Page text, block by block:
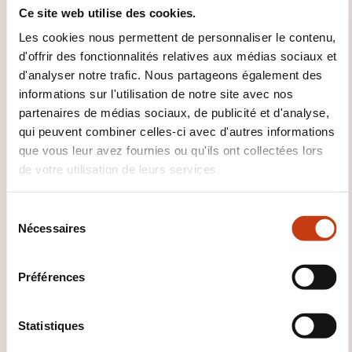
Ce site web utilise des cookies.
Les cookies nous permettent de personnaliser le contenu,
d'offrir des fonctionnalités relatives aux médias sociaux et
d'analyser notre trafic. Nous partageons également des
informations sur l'utilisation de notre site avec nos
partenaires de médias sociaux, de publicité et d'analyse,
qui peuvent combiner celles-ci avec d'autres informations
que vous leur avez fournies ou qu'ils ont collectées lors
de votre utilisation de leurs services.
Nécessaires
Préférences
Statistiques
comptables et filtres prudentiels.
Évolutions du contenu des fonds propres et des
déductions ou filtres prudentiels entre Bâle II et Bâle
III (pertes et profits latents, en particulier).
Particularités des fonds propres prudentiels en
règles françaises (FRBG et provision pour risques
généraux).
7. RISQUE DE CRÉDIT ET MARGE MINIMALE
Détermination des expositions au risque de crédit.
Modalités de détermination des risques pondérés en
Modalités et conditions de mise en oeuvre de